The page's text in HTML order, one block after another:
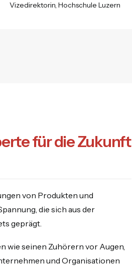
Vizedirektorin, Hochschule Luzern
für die Zukunft
von Produkten und
die sich aus der
geprägt.
wie seinen Zuhörern vor Augen,
und Organisationen